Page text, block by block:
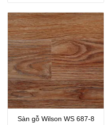
Sàn gỗ Wilson WS 687-8